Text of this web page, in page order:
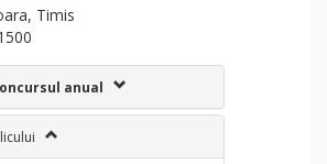
Timis
anual